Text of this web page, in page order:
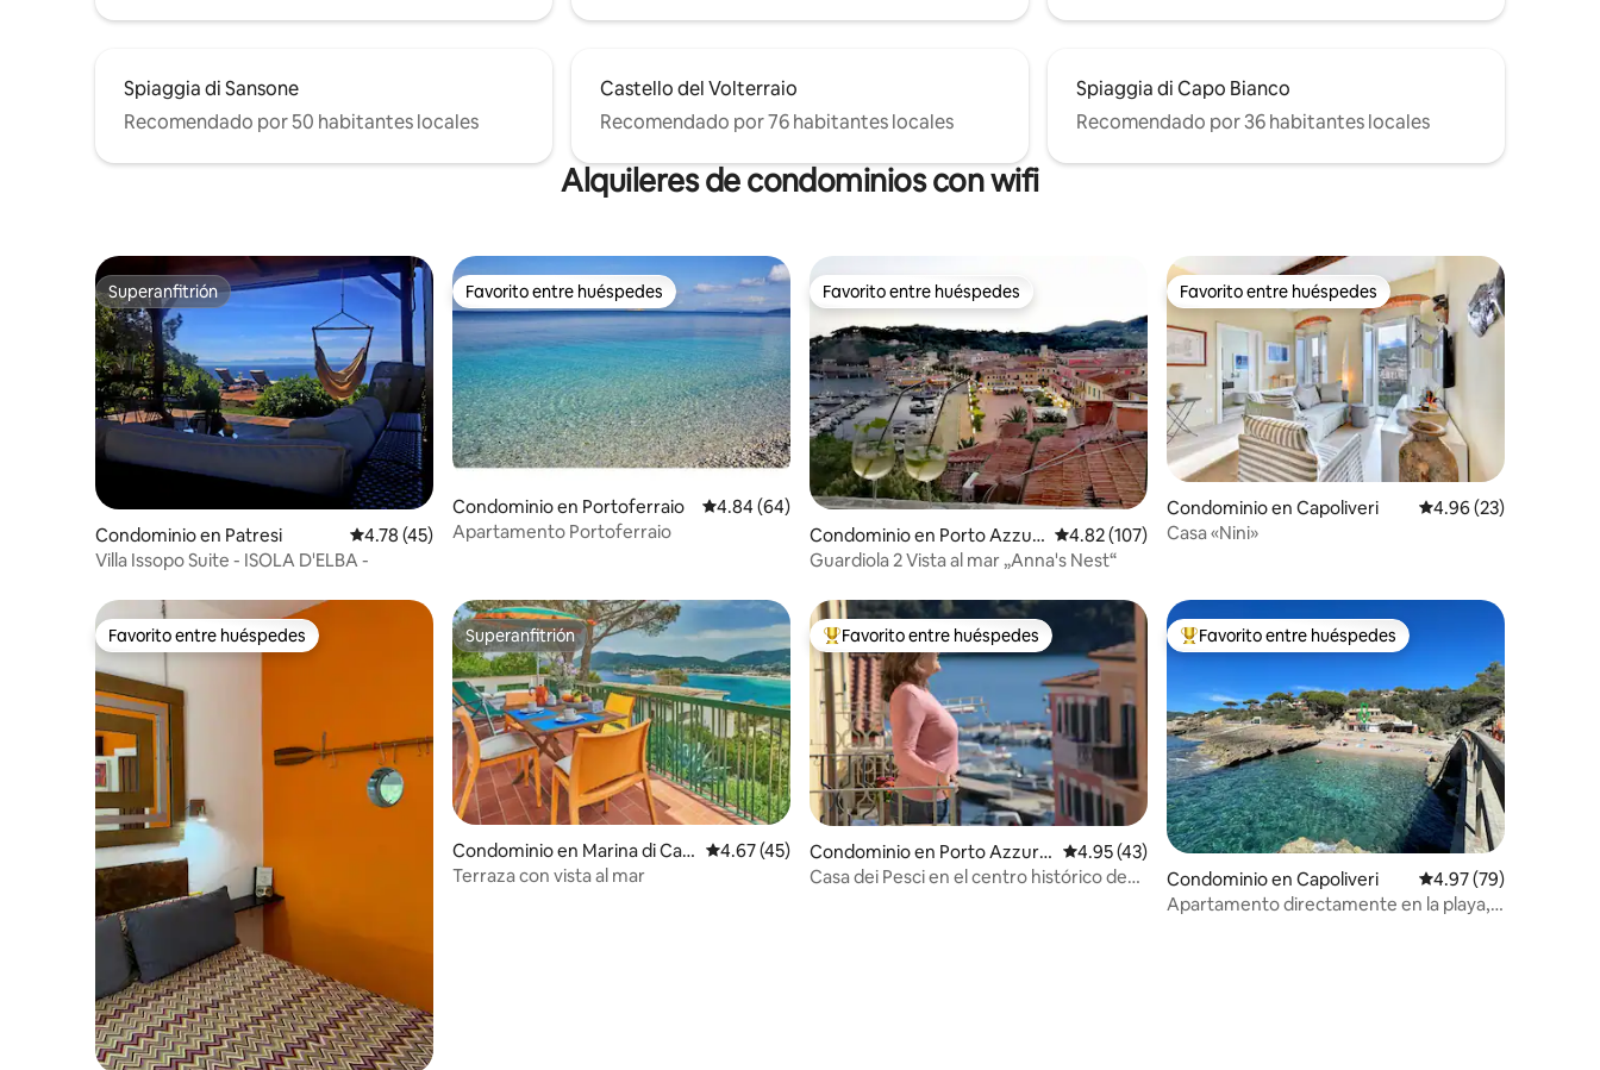
Spiaggia di Sansone
Recomendado por 50 habitantes locales
Castello del Volterraio
Recomendado por 76 habitantes locales
Spiaggia di Capo Bianco
Recomendado por 36 habitantes locales
Alquileres de condominios con wifi
Superanfitrión
Superanfitrión
Condominio en Patresi Calificación promedio: 4.78 de 5; 45 evaluaciones
4.78 (45)
Villa Issopo Suite - ISOLA D'ELBA -
Favorito entre huéspedes
Favorito entre huéspedes
Condominio en Portoferraio Calificación promedio: 4.84 de 5; 64 evaluaciones
4.84 (64)
Apartamento Portoferraio
Favorito entre huéspedes
Favorito entre huéspedes
Condominio en Porto Azzur
ro
Calificación promedio: 4.82 de 5; 107 evaluaciones
4.82 (107)
Guardiola 2 Vista al mar „Anna's Nest“
Favorito entre huéspedes
Favorito entre huéspedes
Condominio en Capoliveri Calificación
4.96 (23)
Casa «Nini»
Favorito entre huéspedes
Favorito entre huéspedes Superanfitrión
Superanfitrión
Condominio en Marina di Ca
mpo
Calificación promedio: 4.67 de 5; 45 evaluaciones
4.67 (45)
Terraza con vista al mar
De los mejores en Favorito entre huéspedes
Favorito entre huéspedes
Condominio en Porto Azzurr
o
Calificación promedio: 4.95 de 5; 43 evaluaciones
4.95 (43)
Casa dei Pesci en el centro histórico de
De los mejores en Favorito entre huéspedes
Favorito entre huéspedes
Condominio en Capoliveri Calificación
4.97 (79)
Apartamento directamente en la playa,